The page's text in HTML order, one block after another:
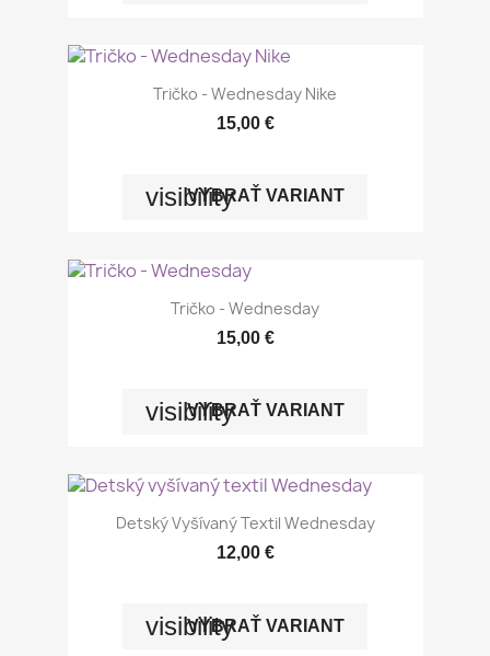
Tričko - Wednesday Nike
15,00 €
visibility
VYBRAŤ VARIANT
Tričko - Wednesday
15,00 €
visibility
VYBRAŤ VARIANT
Detský Vyšívaný Textil Wednesday
12,00 €
visibility
VYBRAŤ VARIANT